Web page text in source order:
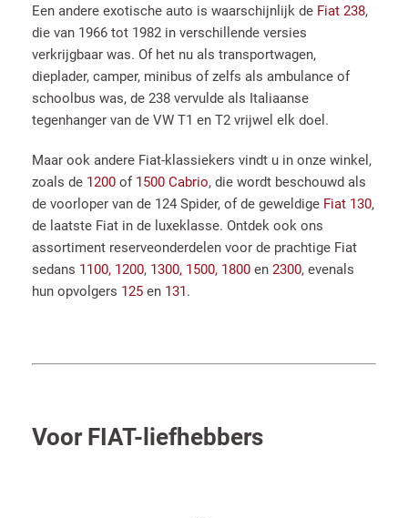
Een andere exotische auto is waarschijnlijk de Fiat 238,
die van 1966 tot 1982 in verschillende versies
verkrijgbaar was. Of het nu als transportwagen,
dieplader, camper, minibus of zelfs als ambulance of
schoolbus was, de 238 vervulde als Italiaanse
tegenhanger van de VW T1 en T2 vrijwel elk doel.
Maar ook andere Fiat-klassiekers vindt u in onze winkel,
zoals de 1200 of 1500 Cabrio, die wordt beschouwd als
de voorloper van de 124 Spider, of de geweldige Fiat 130,
de laatste Fiat in de luxeklasse. Ontdek ook ons ​​
assortiment reserveonderdelen voor de prachtige Fiat
sedans 1100, 1200, 1300, 1500, 1800 en 2300, evenals
hun opvolgers 125 en 131.
Voor FIAT-liefhebbers